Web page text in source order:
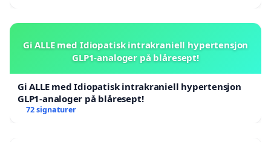
Gi ALLE med Idiopatisk intrakraniell hypertensjon
GLP1-analoger på blåresept!
Gi ALLE med Idiopatisk intrakraniell hypertensjon
GLP1-analoger på blåresept!
72 signaturer